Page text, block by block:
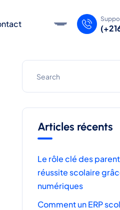
Articles récents
Le rôle clé des
réussite scolaire
numériques
Comment un ERP